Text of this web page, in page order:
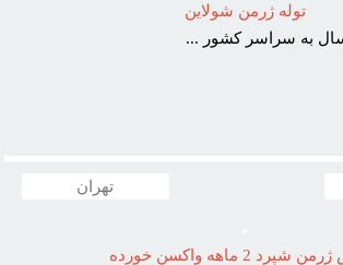
توله ژرمن شولاين
به سراسر کشور ...
تهران
2 ماهه واکسن خورده